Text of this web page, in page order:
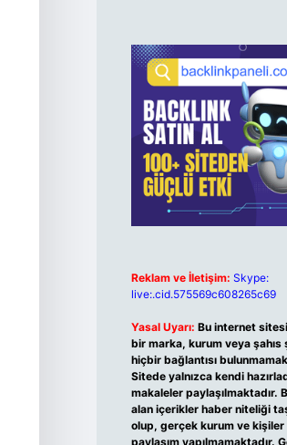
Reklam ve İletişim: Skype:
live:.cid.575569c608265c69
Yasal Uyarı: Bu internet
bir marka, kurum veya şahıs
hiçbir bağlantısı
Sitede yalnızca kendi
makaleler paylaşılmaktadır.
alan içerikler haber niteliği
olup, gerçek kurum ve kişiler
paylaşım yapılmamaktadır.